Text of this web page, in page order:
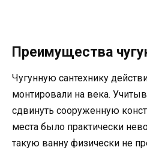
Преимущества
Чугунную сантехнику
монтировали на века.
сдвинуть сооруженную
места было практически
такую ванну физически не